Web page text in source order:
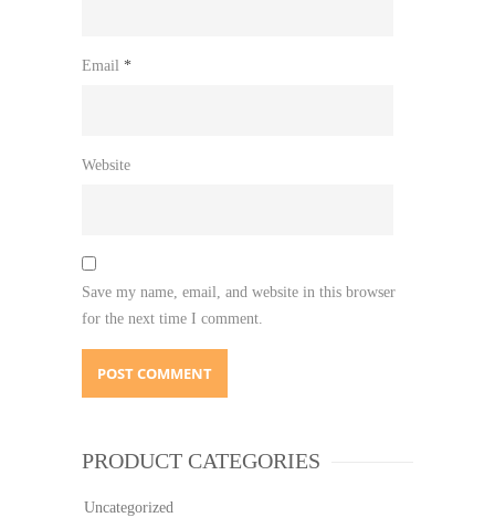
Email *
Website
Save my name, email, and website in this browser
for the next time I comment.
PRODUCT CATEGORIES
Uncategorized